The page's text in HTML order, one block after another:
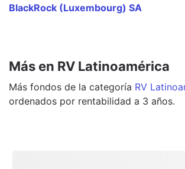
BlackRock (Luxembourg) SA
Más en RV Latinoamérica
Más fondos de la categoría RV
ordenados por rentabilidad a 3 años.